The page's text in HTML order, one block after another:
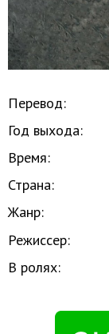
Перевод:
Год выхода:
Время:
Страна:
Жанр:
Режиссер:
В ролях: